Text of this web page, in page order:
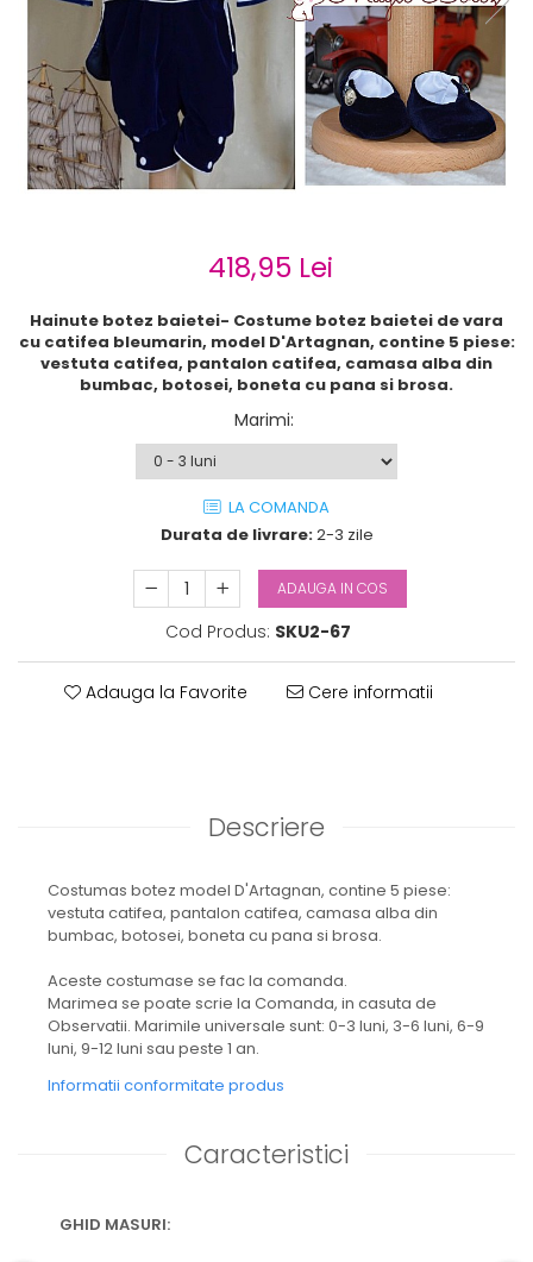
Cercei de aur lungi cu lant
Cercei din aur tortite
Cercei din aur alb
Cercei aur cu surub
418,95 Lei
Hainute botez baietei- Costume botez baietei de vara
cu catifea bleumarin, model D'Artagnan, contine 5 piese:
vestuta catifea, pantalon catifea, camasa alba din
bumbac, botosei, boneta cu pana si brosa.
Marimi:
LA COMANDA
Durata de livrare:2-3 zile
ADAUGA IN COS
Cod Produs: SKU2-67
Adauga la Favorite Cere informatii
Descriere
Costumas botez model D'Artagnan, contine 5 piese:
vestuta catifea, pantalon catifea, camasa alba din
bumbac, botosei, boneta cu pana si brosa.
Aceste costumase se fac la comanda.
Marimea se poate scrie la Comanda, in casuta de
Observatii. Marimile universale sunt: 0-3 luni, 3-6 luni, 6-9
luni, 9-12 luni sau peste 1 an.
Informatii conformitate produs
Caracteristici
GHID MASURI: